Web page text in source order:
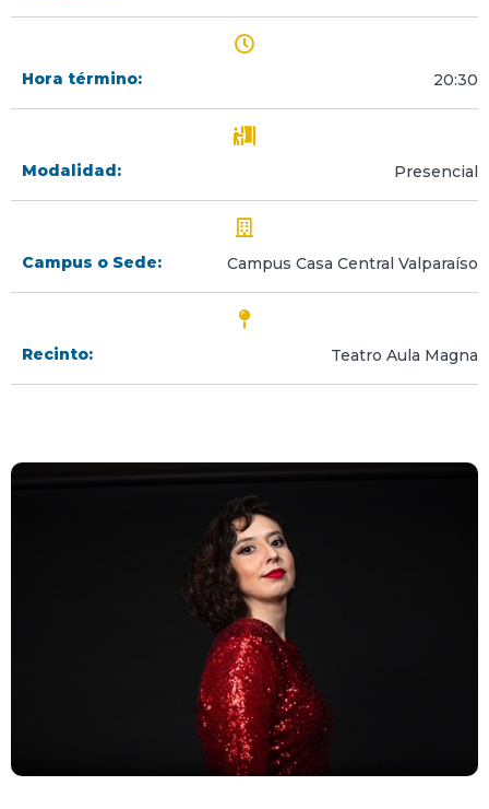
Hora término: 20:30
Modalidad: Presencial
Campus o Sede: Campus Casa Central Valparaíso
Recinto: Teatro Aula Magna